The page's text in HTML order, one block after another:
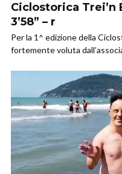
Ciclostorica
3’58” – r
Per la 1^ edizione della
fortemente voluta